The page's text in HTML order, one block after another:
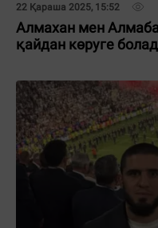
22 Қараша 2025, 15:52
Алмахан мен
қайдан көруге